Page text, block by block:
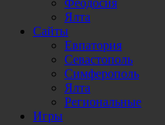
Феодосия
Ялта
Сайты
Евпатория
Севастополь
Симферополь
Ялта
Региональные
Игры